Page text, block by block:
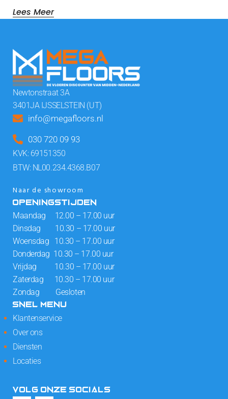
Lees Meer
Newtonstraat 3A
3401JA IJSSELSTEIN (UT)
info@megafloors.nl
030 720 09 93
KVK: 69151350
BTW: NL00.234.4368.B07
Naar de showroom
OPENINGSTIJDEN
Maandag 12.00 – 17.00 uur
Dinsdag 10.30 – 17.00 uur
Woensdag 10.30 – 17.00 uur
Donderdag 10.30 – 17.00 uur
Vrijdag 10.30 – 17.00 uur
Zaterdag 10.30 – 17.00 uur
Zondag Gesloten
SNEL MENU
Klantenservice
Over ons
Diensten
Locaties
VOLG ONZE SOCIALS